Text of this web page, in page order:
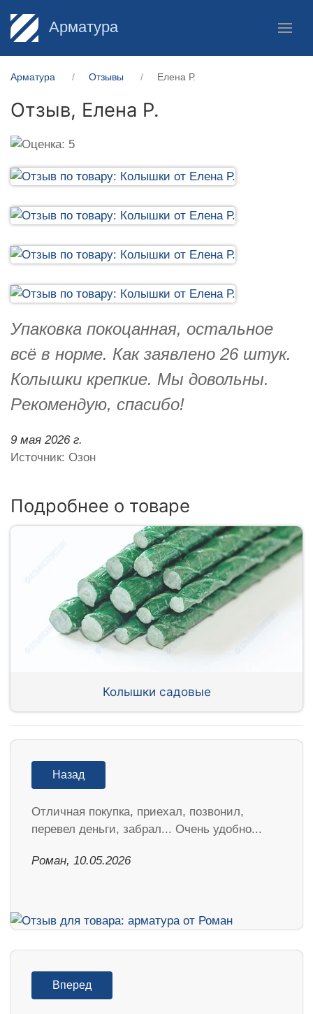
Арматура
Арматура Отзывы Елена Р.
Отзыв, Елена Р.
Упаковка покоцанная, остальное
всё в норме. Как заявлено 26 штук.
Колышки крепкие. Мы довольны.
Рекомендую, спасибо!
9 мая 2026 г.
Источник: Озон
Подробнее о товаре
Колышки садовые
Назад
Отличная покупка, приехал, позвонил,
перевел деньги, забрал... Очень удобно...
Роман, 10.05.2026
Вперед